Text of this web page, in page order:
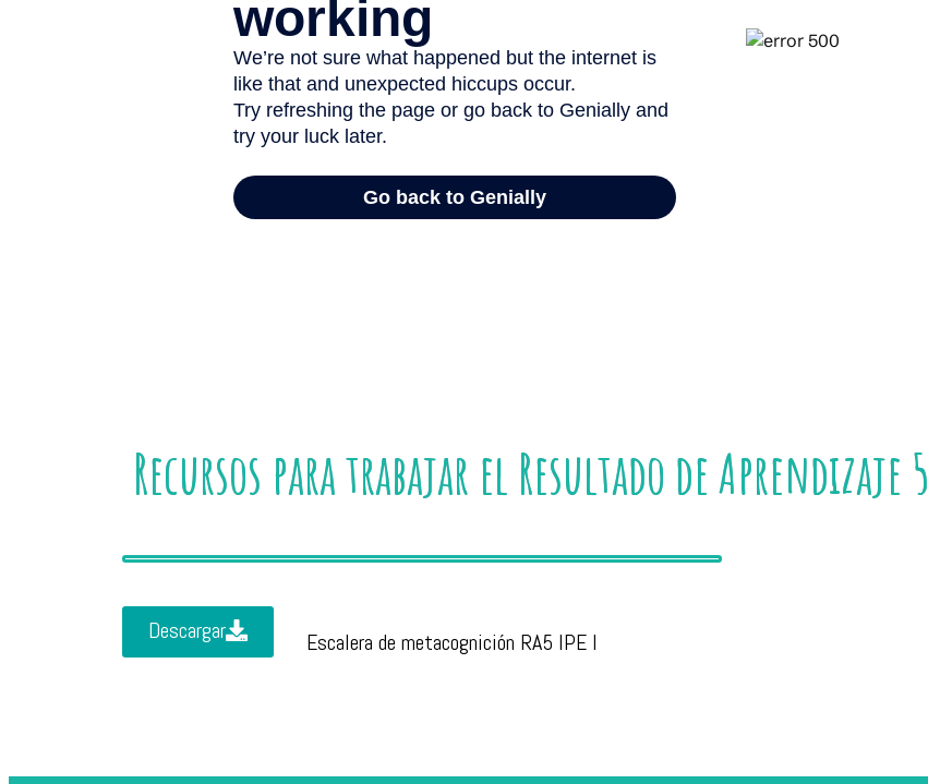
Recursos para trabajar el Resultado de Aprendizaje 5
Descargar Escalera de metacognición RA5 IPE I